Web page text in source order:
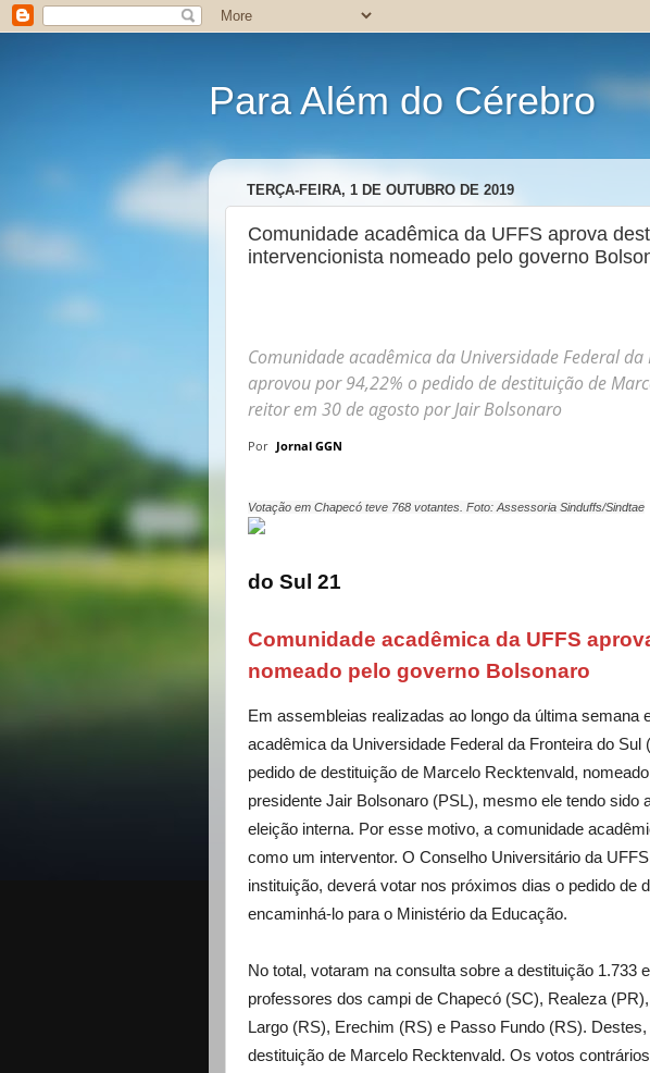
Para Além do Cérebro
TERÇA-FEIRA, 1 DE OUTUBRO DE 2019
Comunidade acadêmica da UFFS aprova
intervencionista nomeado pelo governo
Comunidade acadêmica da Universidade Federal da
aprovou por 94,22% o pedido de destituição de
reitor em 30 de agosto por Jair Bolsonaro
Por Jornal GGN
Votação em Chapecó teve 768 votantes. Foto: Assessoria Sinduffs/Sindtae
do Sul 21
Comunidade acadêmica da UFFS
nomeado pelo governo Bolsonaro
Em assembleias realizadas ao longo da última semana
acadêmica da Universidade Federal da Fronteira do Sul
pedido de destituição de Marcelo Recktenvald,
presidente Jair Bolsonaro (PSL), mesmo ele tendo sido
eleição interna. Por esse motivo, a comunidade
como um interventor. O Conselho Universitário da
instituição, deverá votar nos próximos dias o pedido de
encaminhá-lo para o Ministério da Educação.
No total, votaram na consulta sobre a destituição 1.733
professores dos campi de Chapecó (SC), Realeza
Largo (RS), Erechim (RS) e Passo Fundo (RS).
destituição de Marcelo Recktenvald. Os votos